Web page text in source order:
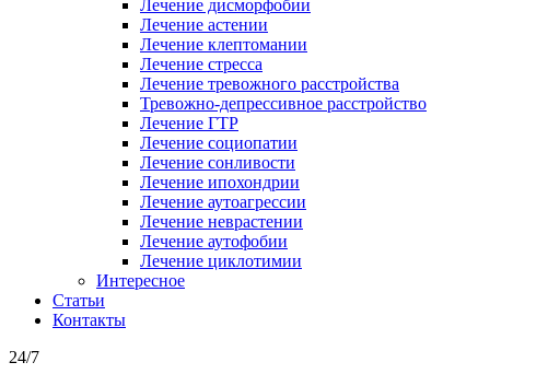
Лечение дисморфобии
Лечение астении
Лечение клептомании
Лечение стресса
Лечение тревожного расстройства
Тревожно-депрессивное расстройство
Лечение ГТР
Лечение социопатии
Лечение сонливости
Лечение ипохондрии
Лечение аутоагрессии
Лечение неврастении
Лечение аутофобии
Лечение циклотимии
Интересное
Статьи
Контакты
24/7